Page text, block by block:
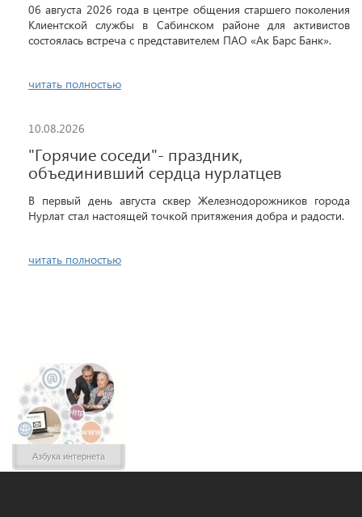
06 августа 2026 года в центре общения старшего поколения
Клиентской службы в Сабинском районе для активистов
состоялась встреча с представителем ПАО «Ак Барс Банк».
читать полностью
10.08.2026
"Горячие соседи"- праздник,
объединивший сердца нурлатцев
В первый день августа сквер Железнодорожников города
Нурлат стал настоящей точкой притяжения добра и радости.
читать полностью
Азбука интернета